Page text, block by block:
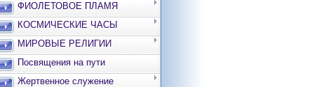
ФИОЛЕТОВОЕ ПЛАМЯ
КОСМИЧЕСКИЕ ЧАСЫ
МИРОВЫЕ РЕЛИГИИ
Посвящения на пути
Жертвенное служение